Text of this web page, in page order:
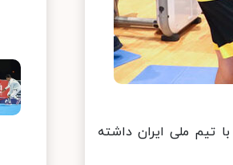
تیم ملی ایران داشته